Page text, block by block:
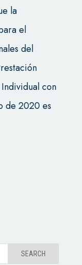
la
el
del
con
de 2020 es